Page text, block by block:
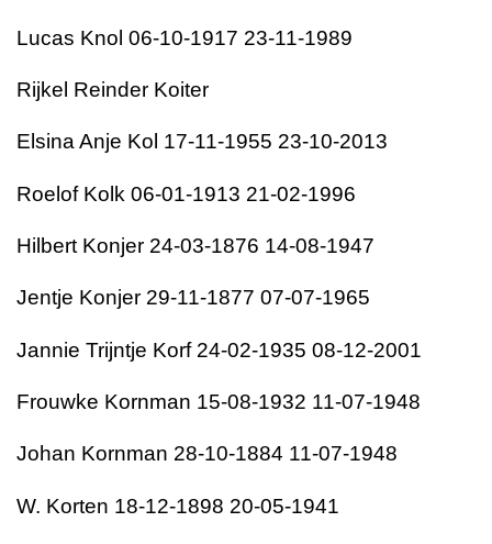
Lucas Knol 06-10-1917 23-11-1989
Rijkel Reinder Koiter
Elsina Anje Kol 17-11-1955 23-10-2013
Roelof Kolk 06-01-1913 21-02-1996
Hilbert Konjer 24-03-1876 14-08-1947
Jentje Konjer 29-11-1877 07-07-1965
Jannie Trijntje Korf 24-02-1935 08-12-2001
Frouwke Kornman 15-08-1932 11-07-1948
Johan Kornman 28-10-1884 11-07-1948
W. Korten 18-12-1898 20-05-1941